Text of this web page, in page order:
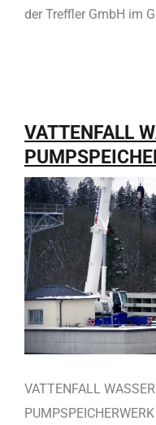
der Treffler GmbH im
VATTENFALL
VATTENFALL